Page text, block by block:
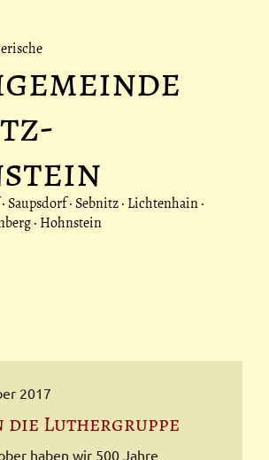
· Sebnitz · Lichtenhain ·
· Hohnstein
2017
die Luthergruppe
haben wir 500 Jahre